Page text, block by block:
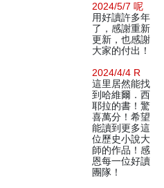
2024/5/7 呢
用好讀許多年
了，感謝重新
更新，也感謝
大家的付出！
2024/4/4 R
這里居然能找
到哈維爾．西
耶拉的書！驚
喜萬分！希望
能讀到更多這
位歷史小說大
師的作品！感
恩每一位好讀
團隊！